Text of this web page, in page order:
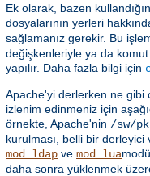
Ek olarak, bazen
dosyalarının yerleri
sağlamanız gerekir. Bu
değişkenleriyle ya da komut
yapılır. Daha fazla bilgi için
Apache'yi derlerken ne gibi
izlenim edinmeniz için
örnekte, Apache'nin /sw/
kurulması, belli bir
mod_ldap ve mod_lua
daha sonra yüklenmek